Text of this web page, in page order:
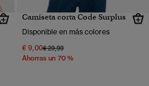
Camiseta corta Code Surplus
Disponible en más colores
€ 9,00Precio rebajado de
€ 29,99a
Ahorras un 70 %